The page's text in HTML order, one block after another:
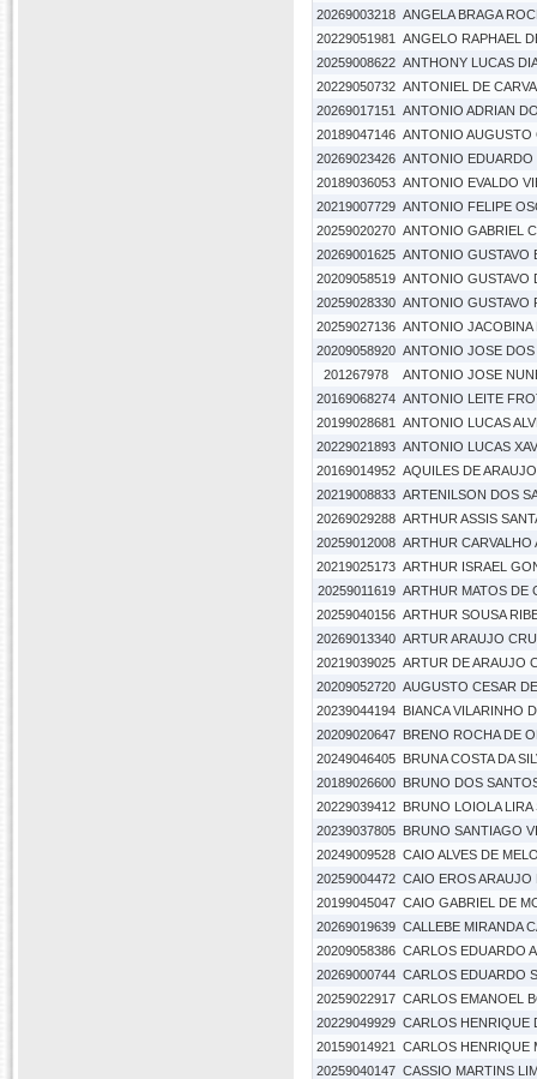
20269003218 ANGELA BRAGA
20229051981
ANGELO RAPHAEL
20259008622 ANTHONY LUCAS
20229050732 ANTONIEL DE
20269017151
ANTONIO ADRIAN
20189047146 ANTONIO AUGUSTO
20269023426 ANTONIO EDUARDO
20189036053 ANTONIO EVALDO
20219007729 ANTONIO FELIPE
20259020270 ANTONIO GABRIEL
20269001625 ANTONIO GUSTAVO
20209058519 ANTONIO GUSTAVO
20259028330 ANTONIO GUSTAVO
20259027136 ANTONIO JACOBINA
20209058920 ANTONIO JOSE
201267978
ANTONIO JOSE
20169068274 ANTONIO LEITE
20199028681
ANTONIO LUCAS
20229021893 ANTONIO LUCAS
20169014952 AQUILES DE
20219008833 ARTENILSON DOS
20269029288 ARTHUR ASSIS
20259012008 ARTHUR CARVALHO
20219025173 ARTHUR ISRAEL
20259011619 ARTHUR MATOS DE
20259040156 ARTHUR SOUSA
20269013340 ARTUR ARAUJO
20219039025 ARTUR DE ARAUJO
20209052720 AUGUSTO CESAR
20239044194 BIANCA VILARINHO
20209020647 BRENO ROCHA DE
20249046405 BRUNA COSTA DA
20189026600 BRUNO DOS
20229039412 BRUNO LOIOLA LIRA
20239037805 BRUNO SANTIAGO
20249009528 CAIO ALVES DE
20259004472 CAIO EROS ARAUJO
20199045047 CAIO GABRIEL DE
20269019639 CALLEBE MIRANDA
20209058386 CARLOS EDUARDO
20269000744 CARLOS EDUARDO
20259022917 CARLOS EMANOEL
20229049929 CARLOS HENRIQUE
20159014921
CARLOS HENRIQUE
20259040147 CASSIO MARTINS